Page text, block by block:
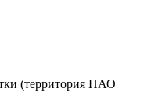
(территория ПАО